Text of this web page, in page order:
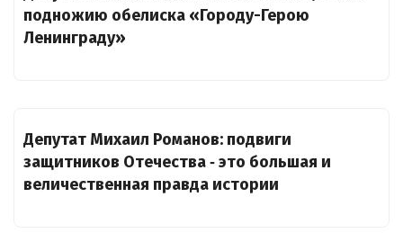
подножию обелиска «Городу-Герою
Ленинграду»
Депутат Михаил Романов: подвиги
защитников Отечества ‑ это большая и
величественная правда истории